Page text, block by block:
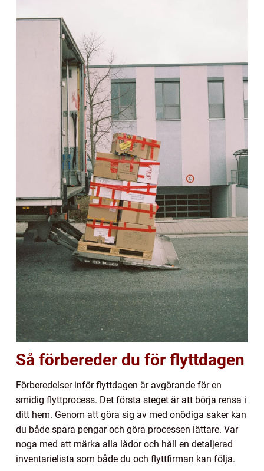
Så förbereder du för flyttdagen
Förberedelser inför flyttdagen är avgörande för en
smidig flyttprocess. Det första steget är att börja rensa i
ditt hem. Genom att göra sig av med onödiga saker kan
du både spara pengar och göra processen lättare. Var
noga med att märka alla lådor och håll en detaljerad
inventarielista som både du och flyttfirman kan följa.